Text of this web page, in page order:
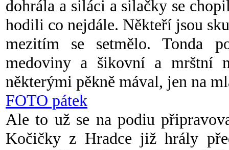
dohrála a siláci a silačky se
hodili co nejdále. Někteří jsou
mezitím se setmělo. Tonda
medoviny a šikovní a mrštní
některými pěkně mával, jen na
FOTO pátek
Ale to už se na podiu
Kočičky z Hradce již hrály